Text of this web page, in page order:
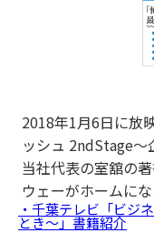
2018年1月6日に放
ッシュ 2ndStage〜
当社代表の室舘の
ウェーがホームに
・千葉テレビ「ビジ
とき〜」書籍紹介